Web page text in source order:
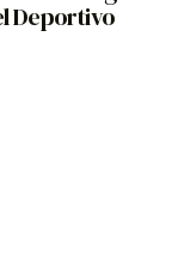
Deportivo